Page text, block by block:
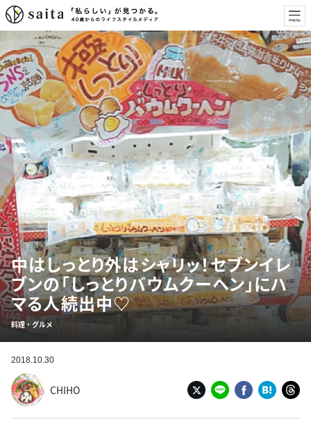
中はしっとり外はシャリッ！セブンイレ
ブンの「しっとりバウムクーヘン」にハ
マる人続出中♡
料理・グルメ
2018.10.30
CHIHO